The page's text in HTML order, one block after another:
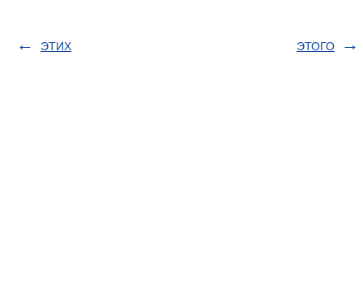
ЭТИХ ЭТОГО